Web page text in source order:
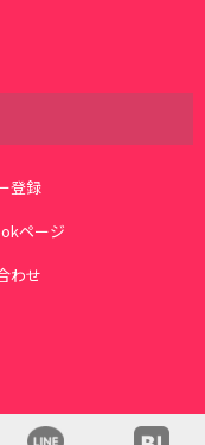
登録
ページ
わせ